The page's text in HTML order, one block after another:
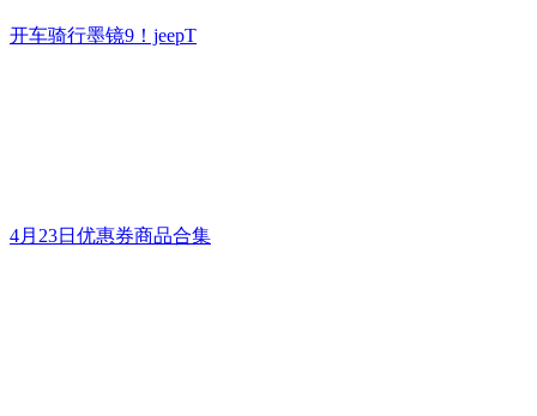
开车骑行墨镜9！jeepT
4月23日优惠券商品合集